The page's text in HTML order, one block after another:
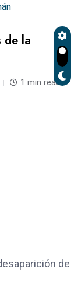
de la
1 min read
de